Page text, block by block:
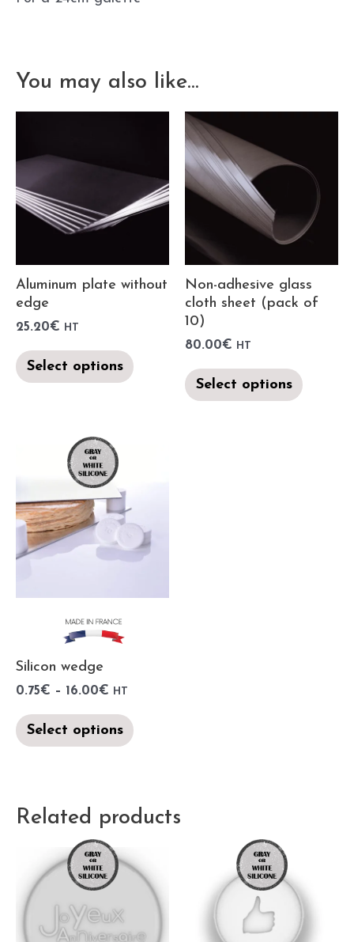
You may also like…
Aluminum plate without
edge
25.20€ HT
Select options
Non-adhesive glass
cloth sheet (pack of
10)
80.00€ HT
Select options
Silicon wedge
0.75€ – 16.00€ HT
Select options
Related products